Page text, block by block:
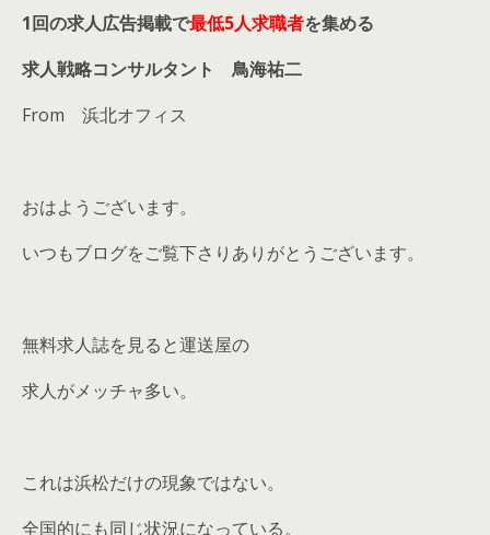
1回の求人広告掲載で最低5人求職者を集める
求人戦略コンサルタント 鳥海祐二
From 浜北オフィス
おはようございます。
いつもブログをご覧下さりありがとうございます。
無料求人誌を見ると運送屋の
求人がメッチャ多い。
これは浜松だけの現象ではない。
全国的にも同じ状況になっている。